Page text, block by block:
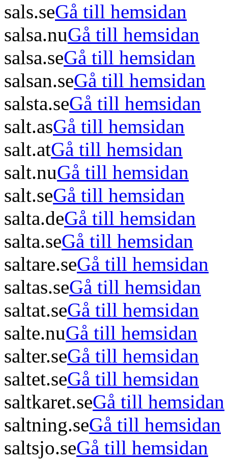
sals.seGå till hemsidan
salsa.nuGå till hemsidan
salsa.seGå till hemsidan
salsan.seGå till hemsidan
salsta.seGå till hemsidan
salt.asGå till hemsidan
salt.atGå till hemsidan
salt.nuGå till hemsidan
salt.seGå till hemsidan
salta.deGå till hemsidan
salta.seGå till hemsidan
saltare.seGå till hemsidan
saltas.seGå till hemsidan
saltat.seGå till hemsidan
salte.nuGå till hemsidan
salter.seGå till hemsidan
saltet.seGå till hemsidan
saltkaret.seGå till hemsidan
saltning.seGå till hemsidan
saltsjo.seGå till hemsidan